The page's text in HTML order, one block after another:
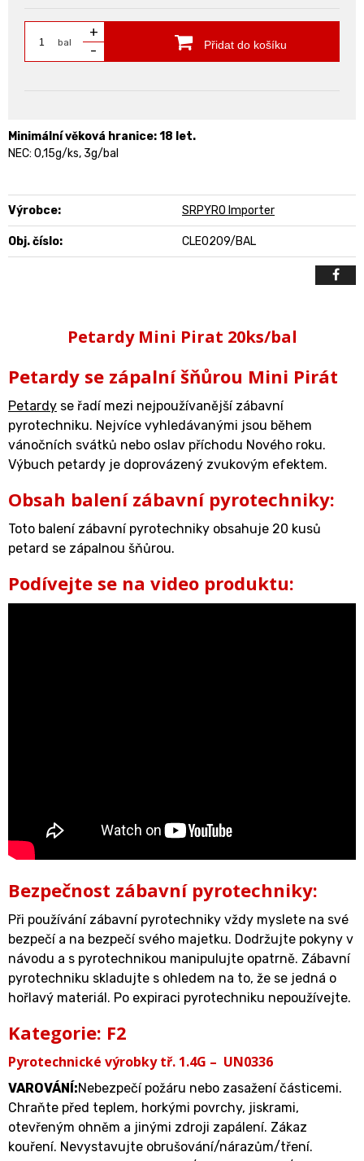
bal
+
-
Přidat do košíku
Minimální věková hranice: 18 let.
NEC: 0,15g/ks, 3g/bal
Výrobce: SRPYRO Importer
Obj. číslo: CLE0209/BAL
Petardy Mini Pirat 20ks/bal
Petardy se zápalní šňůrou Mini Pirát
Petardy se řadí mezi nejpoužívanější zábavní
pyrotechniku. Nejvíce vyhledávanými jsou během
vánočních svátků nebo oslav příchodu Nového roku.
Výbuch petardy je doprovázený zvukovým efektem.
Obsah balení zábavní pyrotechniky:
Toto balení zábavní pyrotechniky obsahuje 20 kusů
petard se zápalnou šňůrou.
Podívejte se na video produktu:
Bezpečnost zábavní pyrotechniky:
Při používání zábavní pyrotechniky vždy myslete na své
bezpečí a na bezpečí svého majetku. Dodržujte pokyny v
návodu a s pyrotechnikou manipulujte opatrně. Zábavní
pyrotechniku skladujte s ohledem na to, že se jedná o
hořlavý materiál. Po expiraci pyrotechniku nepoužívejte.
Kategorie: F2
Pyrotechnické výrobky tř. 1.4G – UN0336
VAROVÁNÍ:Nebezpečí požáru nebo zasažení částicemi.
Chraňte před teplem, horkými povrchy, jiskrami,
otevřeným ohněm a jinými zdroji zapálení. Zákaz
kouření. Nevystavujte obrušování/nárazům/tření.